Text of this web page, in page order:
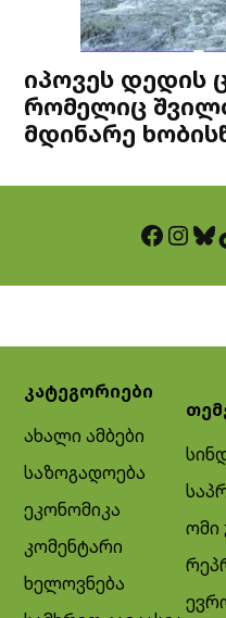
იპოვეს დედის
რომელიც
მდინარე
Facebook InstagramBluesky
კატეგორიები
ახალი ამბები
საზოგადოება
ეკონომიკა
კომენტარი
ხელოვნება
ომი